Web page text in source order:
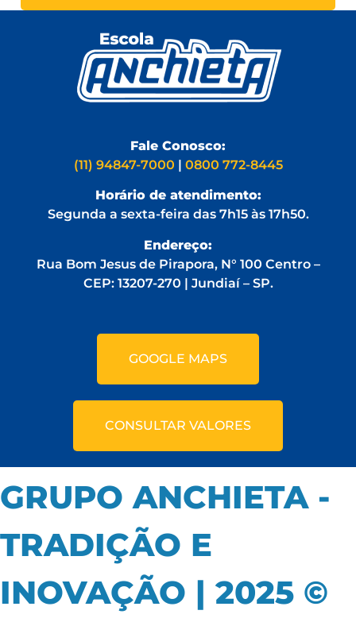
Fale Conosco:
(11) 94847-7000 | 0800 772-8445
Horário de atendimento:
Segunda a sexta-feira das 7h15 às 17h50.
Endereço:
Rua Bom Jesus de Pirapora, N° 100 Centro –
CEP: 13207-270 | Jundiaí – SP.
GOOGLE MAPS
CONSULTAR VALORES
GRUPO ANCHIETA -
TRADIÇÃO E
INOVAÇÃO | 2025 ©